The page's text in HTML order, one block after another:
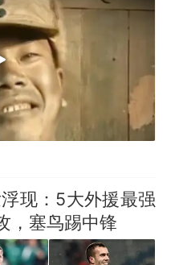
现：5大外援最强
，塞鸟踢中锋